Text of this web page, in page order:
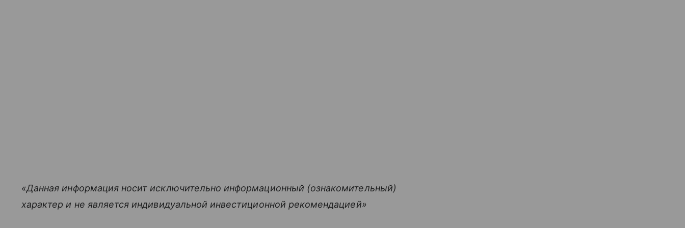
«Данная информация носит исключительно информационный (ознакомительный)
характер и не является индивидуальной инвестиционной рекомендацией»